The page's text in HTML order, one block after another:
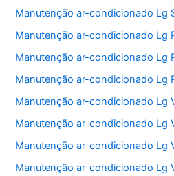
Manutenção ar-condicionado Lg
Manutenção ar-condicionado Lg
Manutenção ar-condicionado Lg
Manutenção ar-condicionado Lg
Manutenção ar-condicionado Lg
Manutenção ar-condicionado Lg
Manutenção ar-condicionado Lg
Manutenção ar-condicionado Lg